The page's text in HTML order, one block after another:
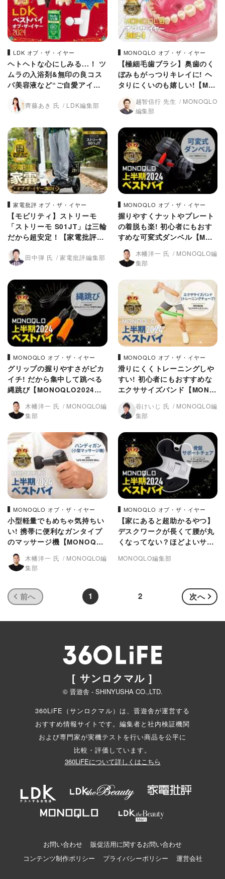
LDK オブ・ザ・イヤー
ヘトヘトな心にしみる...！ ツ
ムラの入浴剤&無印の良コス
パ美容液など“ご自愛アイテ
ム”5選【LDKベストバイ202
4】
齊藤あき 氏 LDK編集部
MONOQLO オブ・ザ・イヤー
【極細毛歯ブラシ】奥歯のく
ぼみもがっつりキレイに! ヘ
タりにくいのも嬉しい!【MO
NOQLO 2024年ベストバ
イ】
越智信行 先生
MONOQLO
編集部
家電批評 オブ・ザ・イヤー
【モビリティ】ストリーモ
「ストリーモ S01JT」は三輪
だから超安定！【家電批評20
24年ベストバイ】
田中弾 氏 家電批評編集部
MONOQLO オブ・ザ・イヤー
握りやすくナットやプレート
の着脱も楽! 初心者にもおす
すめな可変式ダンベル【MON
OQLO2024上半期ベストバ
イ】
木幡洋一 氏
MONOQLO編
集部
MONOQLO オブ・ザ・イヤー
グリップの握りやすさがピカ
イチ! だから集中して跳べる
縄跳び【MONOQLO2024上
半期ベストバイ】
木幡洋一 氏
MONOQLO編
集部
MONOQLO オブ・ザ・イヤー
滑りにくくトレーニングしや
すい! 初心者にもおすすめな
エクササイズバンド【MONO
QLO2024上半期ベストバ
イ】
谷けいじ 氏
MONOQLO編
集部
MONOQLO オブ・ザ・イヤー
小型軽量でもめちゃ気持ちい
い! 携帯に便利なガンタイプ
のマッサージ機【MONOQLO
2024上半期ベストバイ】
木幡洋一 氏
MONOQLO編
集部
MONOQLO オブ・ザ・イヤー
【家にあると超助かるやつ】
デスクワークが長くて腰が丸
くなってない？ほどよいサポ
024上半期ベストバイ】
MONOQLO編集部
前へ 1 2 次へ
[ サンロクマル ]
© 晋遊舎 - SHINYUSHA CO.,LTD.
360LiFE（サンロクマル）は、晋遊舎が運営する
おすすめ情報サイトです。編集者と社内検証機関
および専門家が実機テストを行い商品を公平に
比較・評価しています。
360LiFEについて詳しくはこちら
お問い合わせ
販促活用に関するお問い合わせ
コンテンツ制作ポリシー
プライバシーポリシー 運営会社